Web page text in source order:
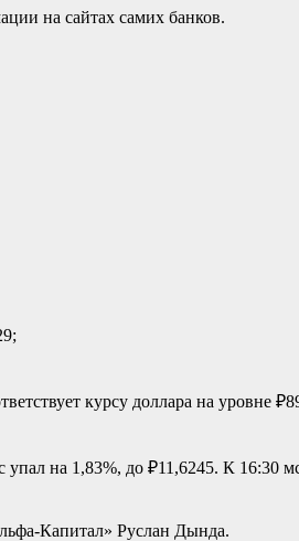
на сайтах самих банков.
курсу доллара на уровне
на 1,83%, до ₽11,6245. К 16:30
Капитал» Руслан Дында.